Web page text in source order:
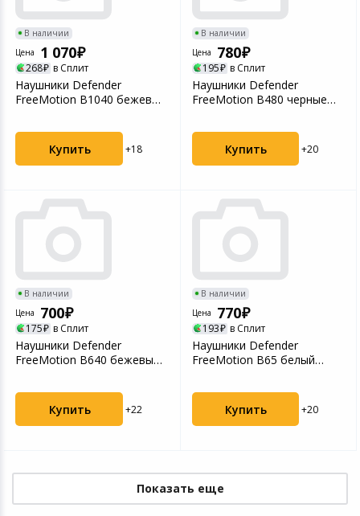
В наличии
Цена
1 070
268 в Сплит
Нaушники Defender
FreeMotion B1040 бежевый
Купить +18
В наличии
Цена
780
195 в Сплит
Нaушники Defender
FreeMotion B480 черные
Купить +20
В наличии
Цена
700
175 в Сплит
Нaушники Defender
FreeMotion B640 бежевый
Купить +22
В наличии
Цена
770
193 в Сплит
Нaушники Defender
FreeMotion B65 белый
Купить +20
Показать еще